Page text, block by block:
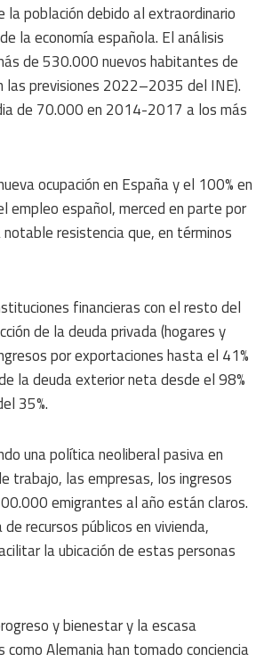
población debido al extraordinario
la economía española. El análisis
de 530.000 nuevos habitantes de
las previsiones 2022–2035 del INE).
de 70.000 en 2014-2017 a los más
ocupación en España y el 100% en
empleo español, merced en parte por
resistencia que, en términos
financieras con el resto del
de la deuda privada (hogares y
por exportaciones hasta el 41%
la deuda exterior neta desde el 98%
35%.
una política neoliberal pasiva en
trabajo, las empresas, los ingresos
emigrantes al año están claros.
recursos públicos en vivienda,
la ubicación de estas personas
y bienestar y la escasa
Alemania han tomado conciencia